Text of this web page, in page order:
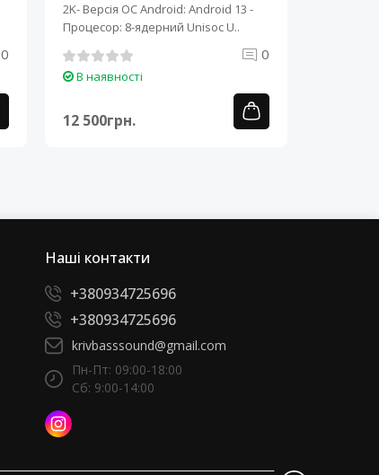
0
2K- Версія ОС Android: Android 13 ​-
Процесор: 8-ядерний Unisoc U..
0
В наявності
12 500грн.
Наші контакти
+380934725696
+380934725696
krivbasssound@gmail.com
Пн-Пт: 09:00-18:00
Сб: 9:00-14:00